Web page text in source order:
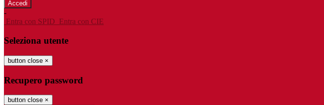
-
Entra con SPID Entra con CIE
Seleziona utente
button close ×
Recupero password
button close ×